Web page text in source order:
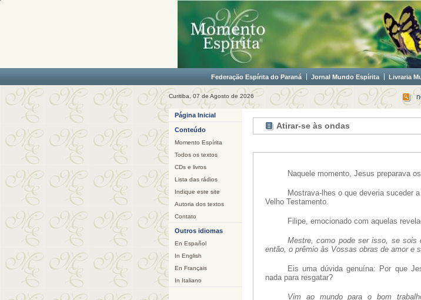
Federação Espírita do Paraná Jornal Mundo Espírita Livraria
Curitiba, 07 de Agosto de 2026
Página Inicial
Conteúdo
Momento Espírita
Todos os textos
CDs e livros
Lista das rádios
Indique este site
Autoria dos textos
Contato
Outros idiomas
En Español
In English
En Français
In Italiano
Atirar-se às ondas
Naquele momento, Jesus preparava
Mostrava-lhes o que deveria suceder
Velho Testamento.
Filipe, emocionado com aquelas
Mestre, como pode ser isso, se sois
então, o prêmio às Vossas obras de amor e
Eis uma dúvida genuína: Por que
nada para resgatar?
Vim ao mundo para o bom